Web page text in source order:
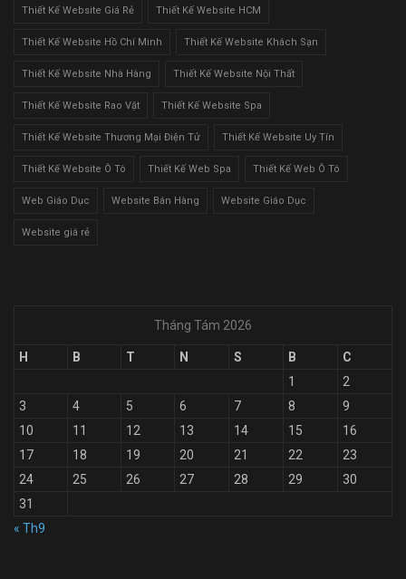
Thiết Kế Website Giá Rẻ Thiết Kế Website HCM
Thiết Kế Website Hồ Chí Minh Thiết Kế Website Khách Sạn
Thiết Kế Website Nhà Hàng Thiết Kế Website Nội Thất
Thiết Kế Website Rao Vặt Thiết Kế Website Spa
Thiết Kế Website Thương Mại Điện Tử Thiết Kế Website Uy Tín
Thiết Kế Website Ô Tô Thiết Kế Web Spa Thiết Kế Web Ô Tô
Web Giáo Dục Website Bán Hàng Website Giáo Dục
Website giá rẻ
Tháng Tám 2026
H B T N S B
C
1
2
3
4 5 6 7 8
9
10
11 12 13 14 15
16
17
18 19 20 21 22
23
24
25 26 27 28 29
30
31
« Th9